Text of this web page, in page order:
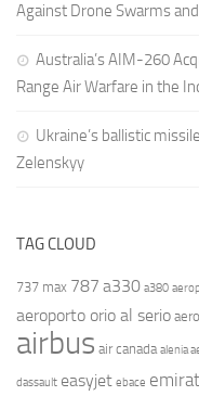
Against Drone Swarms
Australia’s AIM-260
Range Air Warfare in the
Ukraine’s ballistic
Zelenskyy
TAG CLOUD
737 max 787 a330 a380
aeroporto orio al serio
airbus air canada alenia
dassault easyjet ebace